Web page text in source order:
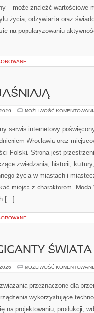
– może znaleźć wartościowe
życia, odżywiania oraz
na popularyzowaniu
MOŻLIWOŚĆ
serwis internetowy
Wrocławia oraz
Polski. Strona jest
zwiedzania, historii,
życia w miastach i
miejsc z charakterem. Moda
[…]
ŚWIATA
MOŻLIWOŚĆ
przeznaczone dla
wykorzystujące
na projektowaniu, produkcji,